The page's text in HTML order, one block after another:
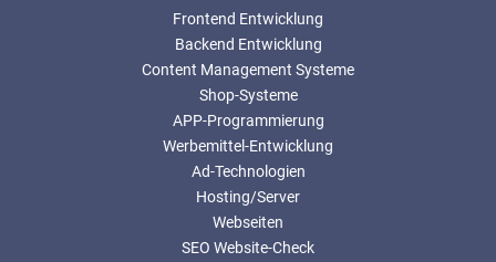
Frontend Entwicklung
Backend Entwicklung
Content Management Systeme
Shop-Systeme
APP-Programmierung
Werbemittel-Entwicklung
Ad-Technologien
Hosting/Server
Webseiten
SEO Website-Check